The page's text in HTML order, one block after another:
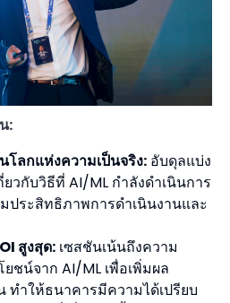
:
โลกแห่งความเป็นจริง: อับดุลแบ่ง
วกับวิธีที่ AI/ML กำลังดำเนินการ
ประสิทธิภาพการดำเนินงานและ
สูงสุด: เซสชันเน้นถึงความ
ชน์จาก AI/ML เพื่อเพิ่มผล
ทำให้ธนาคารมีความได้เปรียบ